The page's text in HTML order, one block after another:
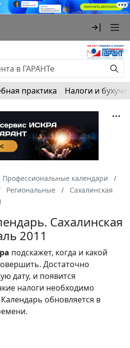
практика Налоги и
Профессиональные календари
Региональные
Сахалинская
Сахалинская
2011
подскажет, когда и какой
Достаточно
дату, и появится
налоги необходимо
обновляется в